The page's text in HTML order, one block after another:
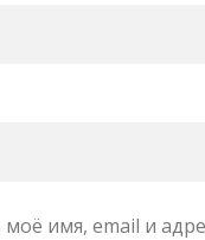
имя, email и